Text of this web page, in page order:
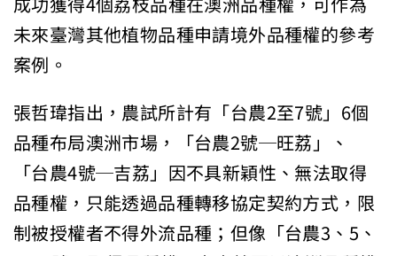
未來臺灣其他植物品種申請境外品種權的參考
案例。
張哲瑋指出，農試所計有「台農2至7號」6個
品種布局澳洲市場，「台農2號─旺荔」、
「台農4號─吉荔」因不具新穎性、無法取得
品種權，只能透過品種轉移協定契約方式，限
制被授權者不得外流品種；但像「台農3、5、